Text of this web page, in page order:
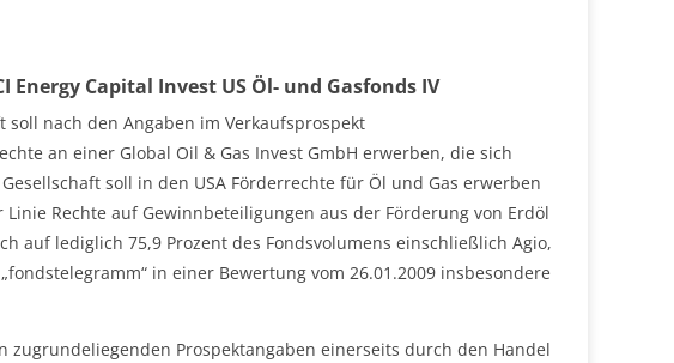
Energy Capital Invest US Öl- und Gasfonds IV
soll nach den Angaben im Verkaufsprospekt
an einer Global Oil & Gas Invest GmbH erwerben, die sich
soll in den USA Förderrechte für Öl und Gas erwerben
Rechte auf Gewinnbeteiligungen aus der Förderung von Erdöl
auf lediglich 75,9 Prozent des Fondsvolumens einschließlich Agio,
in einer Bewertung vom 26.01.2009 insbesondere
zugrundeliegenden Prospektangaben einerseits durch den Handel